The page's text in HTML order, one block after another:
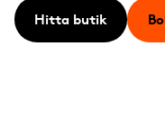
Hitta butik